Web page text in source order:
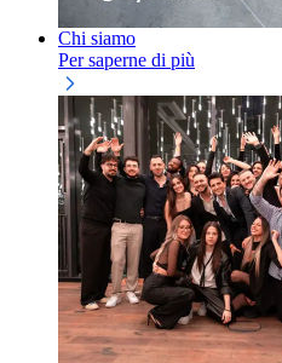
Chi siamo
Per saperne di più